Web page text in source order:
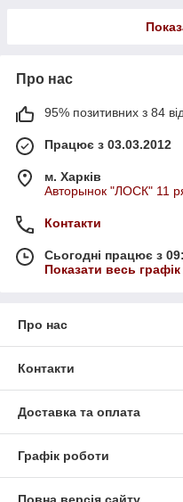
Про нас
95% позитивних з 84
Працює з 03.03.2012
м. Харків
Авторынок "ЛОСК" 11
Контакти
Сьогодні працює з
Показати весь
Про нас
Контакти
Доставка та оплата
Графік роботи